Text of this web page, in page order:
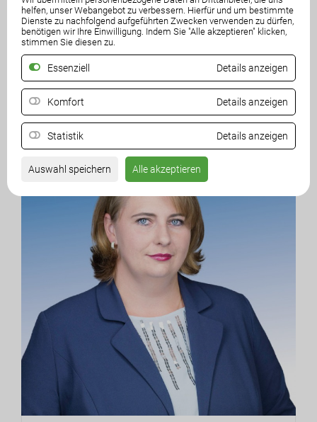
helfen, unser Webangebot zu verbessern. Hierfür und um bestimmte
Dienste zu nachfolgend aufgeführten Zwecken verwenden zu dürfen,
benötigen wir Ihre Einwilligung. Indem Sie "Alle akzeptieren" klicken,
stimmen Sie diesen zu.
Essenziell Details anzeigen
Komfort Details anzeigen
Statistik Details anzeigen
Auswahl speichern Alle akzeptieren
Andreas Skorianz
Klub­ob­mann